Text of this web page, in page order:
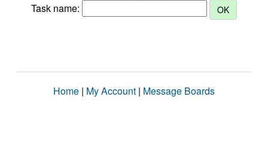
Task name:
Home | My Account | Message Boards